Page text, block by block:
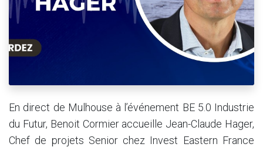
En direct de Mulhouse à l’événement BE 5.0 Industrie
du Futur, Benoit Cormier accueille Jean-Claude Hager,
Chef de projets Senior chez Invest Eastern France